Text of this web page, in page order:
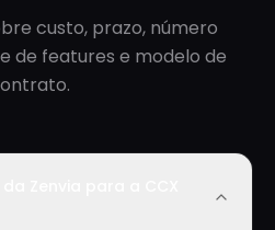
custo, prazo, número
de features e modelo de